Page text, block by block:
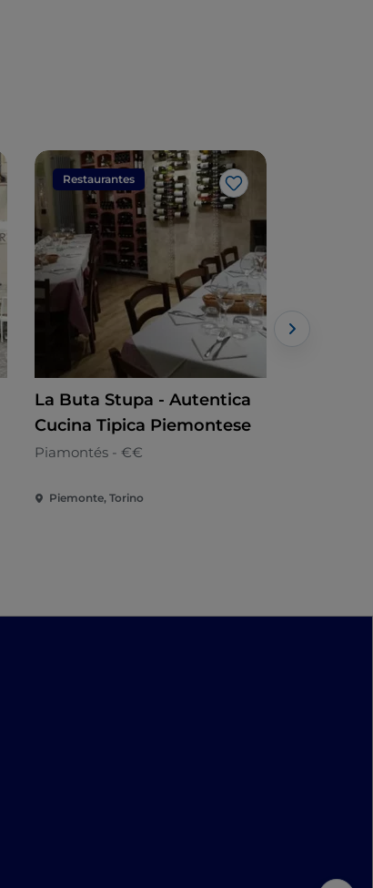
Restaurantes
Me gusta
La Buta Stupa - Autentica
Cucina Tipica Piemontese
Piamontés - €€
Piemonte, Torino